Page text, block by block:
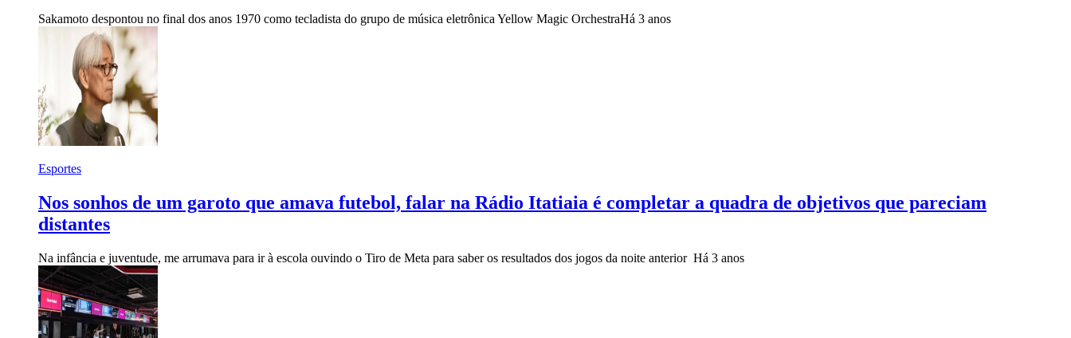
Sakamoto despontou no final dos anos 1970 como tecladista do grupo de música eletrônica Yellow Magic OrchestraHá 3 anos
Esportes
Nos sonhos de um garoto que amava futebol, falar na Rádio Itatiaia é completar a quadra de objetivos que pareciam
distantes
Na infância e juventude, me arrumava para ir à escola ouvindo o Tiro de Meta para saber os resultados dos jogos da noite anterior Há 3 anos